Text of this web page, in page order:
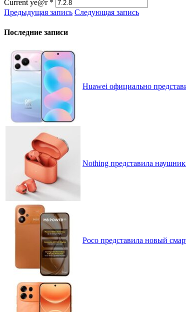
Current ye@r *
Предыдущая запись Следующая запись
Последние записи
Huawei официально
Nothing представила
Poco представила новый